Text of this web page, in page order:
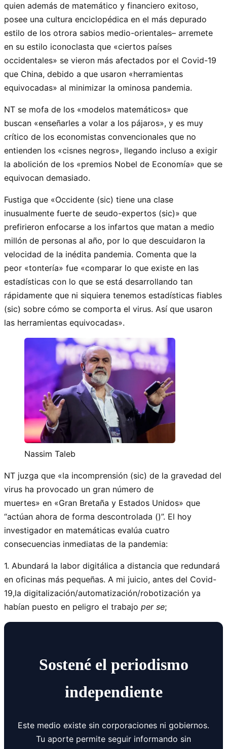
quien además de matemático y financiero exitoso,
posee una cultura enciclopédica en el más depurado
estilo de los otrora sabios medio-orientales– arremete
en su estilo iconoclasta que «ciertos países
occidentales» se vieron más afectados por el Covid-19
que China, debido a que usaron «herramientas
equivocadas» al minimizar la ominosa pandemia.
NT se mofa de los «modelos matemáticos» que
buscan «enseñarles a volar a los pájaros», y es muy
crítico de los economistas convencionales que no
entienden los «cisnes negros», llegando incluso a exigir
la abolición de los «premios Nobel de Economía» que se
equivocan demasiado.
Fustiga que «Occidente (sic) tiene una clase
inusualmente fuerte de seudo-expertos (sic)» que
prefirieron enfocarse a los infartos que matan a medio
millón de personas al año, por lo que descuidaron la
velocidad de la inédita pandemia. Comenta que la
peor «tontería» fue «comparar lo que existe en las
estadísticas con lo que se está desarrollando tan
rápidamente que ni siquiera tenemos estadísticas fiables
(sic) sobre cómo se comporta el virus. Así que usaron
las herramientas equivocadas».
Nassim Taleb
NT juzga que «la incomprensión (sic) de la gravedad del
virus ha provocado un gran número de
muertes» en «Gran Bretaña y Estados Unidos» que
“actúan ahora de forma descontrolada ()”. El hoy
investigador en matemáticas evalúa cuatro
consecuencias inmediatas de la pandemia:
1. Abundará la labor digitálica a distancia que redundará
en oficinas más pequeñas. A mi juicio, antes del Covid-
19,la digitalización/automatización/robotización ya
habían puesto en peligro el trabajo per se;
Sostené el periodismo
independiente
Este medio existe sin corporaciones ni gobiernos.
Tu aporte permite seguir informando sin